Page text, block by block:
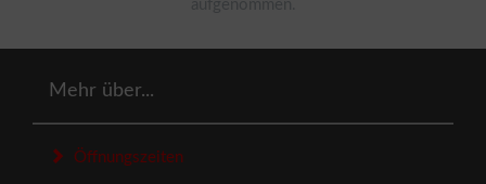
Mehr über...
Öffnungszeiten